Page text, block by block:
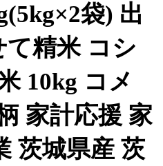
袋) 出
精米 コシ
10kg コメ
家計応援 家
茨城県産 茨